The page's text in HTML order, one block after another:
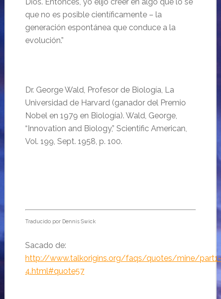
que no es posible científicamente – la
generación espontánea que conduce a la
evolución.”
Dr. George Wald, Profesor de Biología, La
Universidad de Harvard(ganador del Premio
Nobel en 1979 en Biología). Wald, George,
“Innovation and Biology,” Scientific American,
Vol. 199, Sept. 1958, p. 100.
Traducido por Dennis Swick
Sacado de:
http://www.talkorigins.org/faqs/quotes/mine/part1-
4.html#quote57